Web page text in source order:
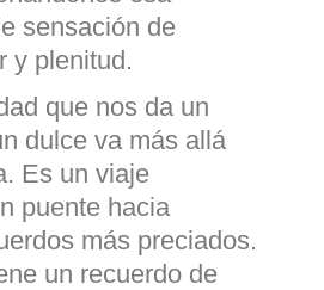
sensación de
y plenitud.
que nos da un
dulce va más allá
Es un viaje
puente hacia
más preciados.
un recuerdo de